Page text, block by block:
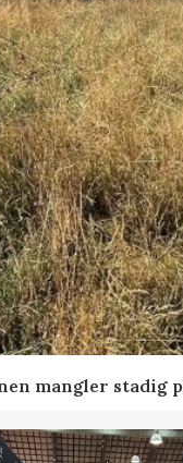
mangler stadig